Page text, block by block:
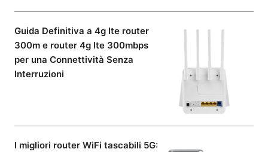
Guida Definitiva a 4g lte router
300m e router 4g lte 300mbps
per una Connettività Senza
Interruzioni
I migliori router WiFi tascabili 5G: